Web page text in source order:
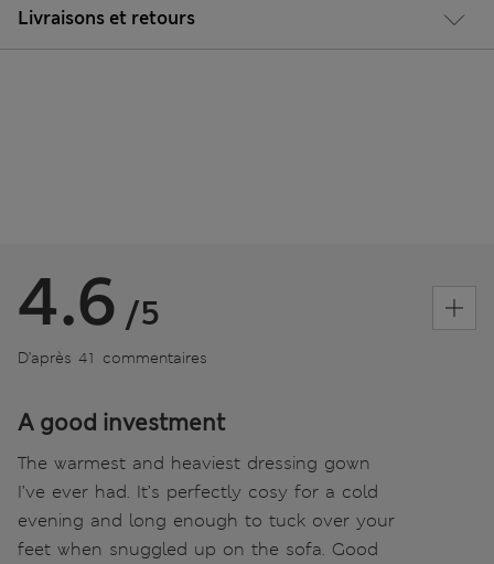
Livraisons et retours
4.6 /5
D’après 41 commentaires
A good investment
The warmest and heaviest dressing gown
I’ve ever had. It’s perfectly cosy for a cold
evening and long enough to tuck over your
feet when snuggled up on the sofa. Good